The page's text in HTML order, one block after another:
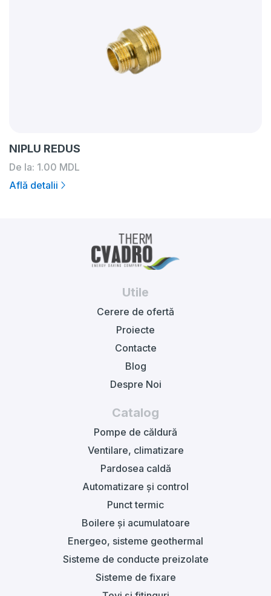
NIPLU REDUS
De la: 1.00 MDL
Află detalii
Utile
Cerere de ofertă
Proiecte
Contacte
Blog
Despre Noi
Catalog
Pompe de căldură
Ventilare, climatizare
Pardosea caldă
Automatizare și control
Punct termic
Boilere și acumulatoare
Energeo, sisteme geothermal
Sisteme de conducte preizolate
Sisteme de fixare